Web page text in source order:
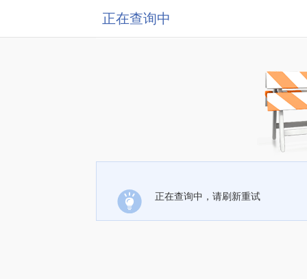
正在查询中
正在查询中，请刷新重试